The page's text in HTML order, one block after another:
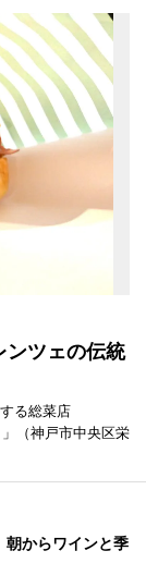
ツェの伝統
る総菜店
（神戸市中央区栄
からワインと季